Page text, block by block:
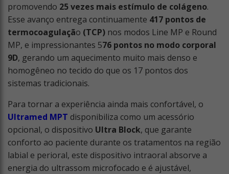
promovendo 25 vezes mais estímulo de colágeno.
Esse avanço entrega continuamente 417 pontos de
termocoagulação (TCP) nos modos Line MP e Round
MP, e impressionantes 576 pontos no modo corporal
9D, gerando um aquecimento muito mais denso e
homogêneo no tecido do que os 17 pontos dos
sistemas tradicionais.
Para tornar a experiência ainda mais confortável, o
Ultramed MPT disponibiliza como um acessório
opcional, o dispositivo Ultra Block, que garante
conforto ao paciente durante os tratamentos na região
labial e perioral, este dispositivo intraoral absorve a
energia do ultrassom microfocado e é ajustável,